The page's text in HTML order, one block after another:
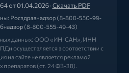
от 01.04.2026 ·Скачать PDF
Росздравнадзор(8-800-550-99-
(8-800-555-49-43)
данных: ООО «ИН-САН», ИНН
осуществляется в соответствии с
на сайте не является рекламой
препаратов (ст. 24 ФЗ-38).